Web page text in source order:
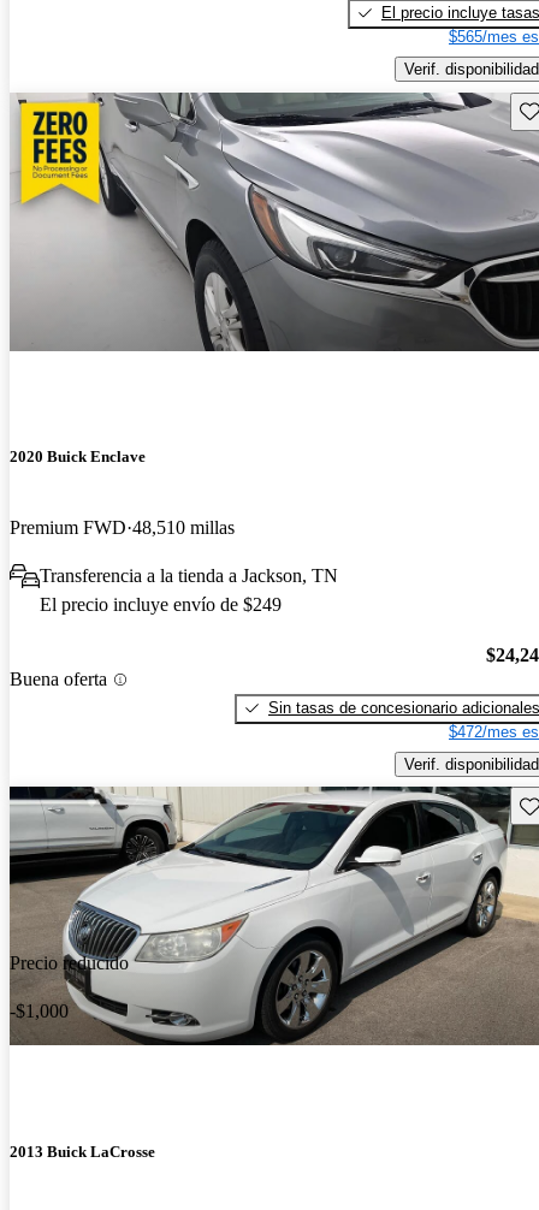
El precio incluye tasas
$565/mes
Verif. disponibilidad
2020 Buick Enclave
Premium FWD 48,510 millas
Transferencia a la tienda a Jackson, TN
El precio incluye envío de $249
Buena oferta
Sin tasas de concesionario adicionales
$472/mes
Verif. disponibilidad
Precio reducido
-$1,000
2013 Buick LaCrosse